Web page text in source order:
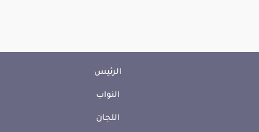
الرئيس
النواب
اللجان